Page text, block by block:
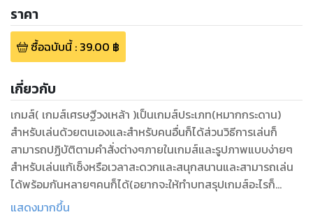
ราคา
ซื้อฉบับนี้: 39.00 ฿
เกี่ยวกับ
เกมส์( เกมส์เศรษฐีวงเหล้า )เป็นเกมส์ประเภท(หมากกระดาน)
สำหรับเล่นด้วยตนเองและสำหรับคนอื่นก็ได้ส่วนวิธีการเล่นก็
สามารถปฏิบัติตามคำสั่งต่างๆภายในเกมส์และรูปภาพแบบง่ายๆ
สำหรับเล่นแก้เซ็งหรือเวลาสะดวกและสนุกสนานและสามารถเล่น
ได้พร้อมกันหลายๆคนก็ได้(อยากจะให้ทำบทสรุปเกมส์อะไรก็
แนะนำด้วยแล้วกันและบทสรุปเกมส์(เกมส์เศรษฐีวงเหล้า)นี้จัดทำ
แสดงมากขึ้น